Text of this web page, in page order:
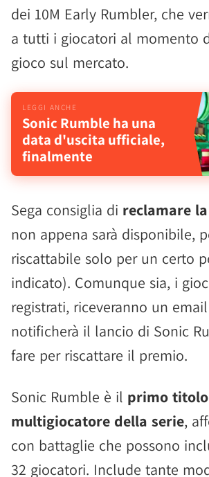
dei 10M Early Rumbler, che
a tutti i giocatori al momento
gioco sul mercato.
Sonic Rumble ha una
data d'uscita ufficiale,
finalmente
Sega consiglia di reclamare
non appena sarà disponibile,
riscattabile solo per un certo
indicato). Comunque sia, i
registrati, riceveranno un
notificherà il lancio di Sonic
fare per riscattare il premio.
Sonic Rumble è il primo titolo
multigiocatore della serie,
con battaglie che possono
32 giocatori. Include tante